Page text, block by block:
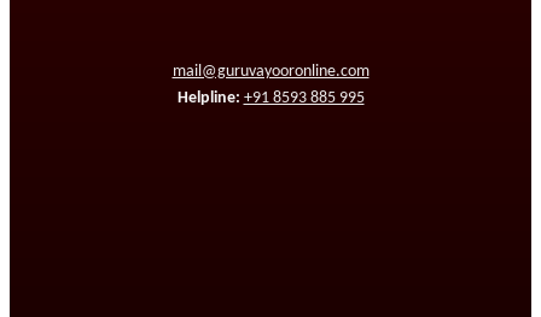
mail@guruvayooronline.com
Helpline: +91 8593 885 995